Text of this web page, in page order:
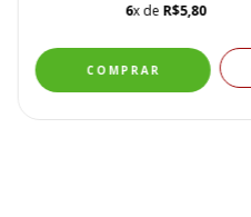
6x de R$5,80